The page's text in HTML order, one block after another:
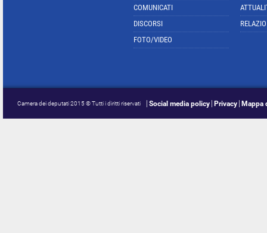
COMUNICATI
DISCORSI
FOTO/VIDEO
Camera dei deputati 2015 © Tutti i diritti riservati Social media policy Privacy Mappa